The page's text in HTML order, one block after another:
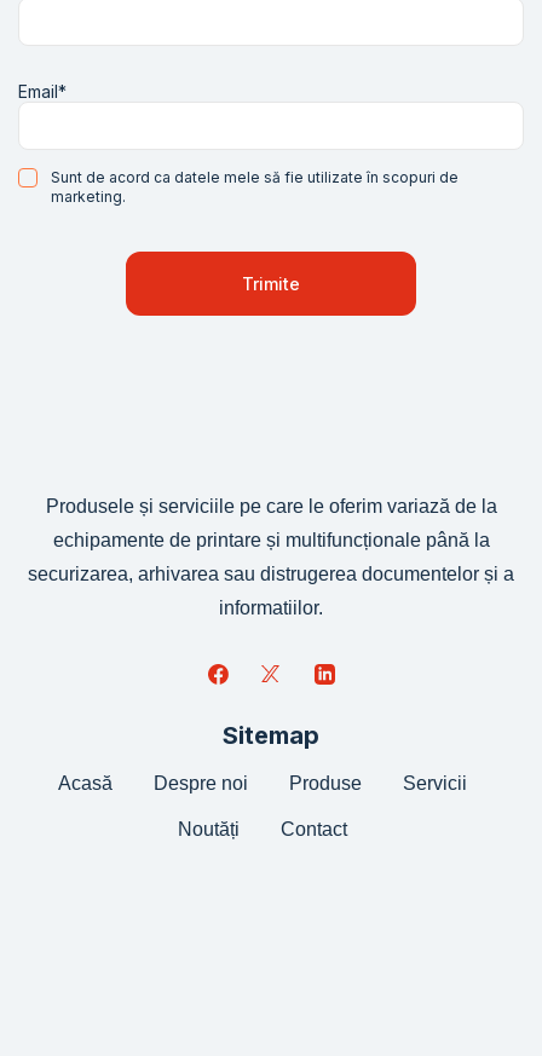
Produsele și serviciile pe care le oferim variază de la
echipamente de printare și multifuncționale până la
securizarea, arhivarea sau distrugerea documentelor și a
informatiilor.
Email*
Sunt de acord ca datele mele să fie utilizate în scopuri de
marketing.
Sitemap
Acasă Despre noi Produse Servicii
Noutăți Contact